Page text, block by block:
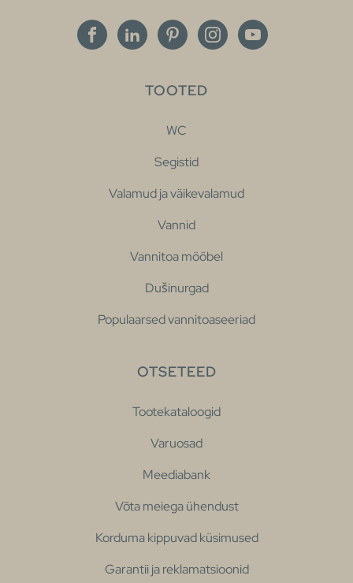
TOOTED
WC
Segistid
Valamud ja väikevalamud
Vannid
Vannitoa mööbel
Dušinurgad
Populaarsed vannitoaseeriad
OTSETEED
Tootekataloogid
Varuosad
Meediabank
Võta meiega ühendust
Korduma kippuvad küsimused
Garantii ja reklamatsioonid